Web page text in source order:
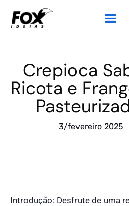
Crepioca
Ricota e
3/fevereiro 2025
Introdução: Desfrute de uma